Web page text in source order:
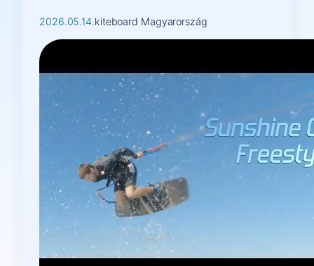
2026.05.14.kiteboard Magyarország